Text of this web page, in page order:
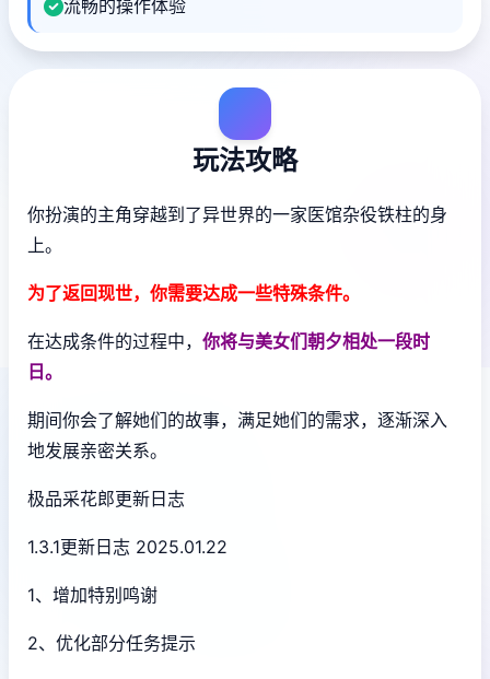
流畅的操作体验
玩法攻略
你扮演的主角穿越到了异世界的一家医馆杂役铁柱的身
上。
为了返回现世，你需要达成一些特殊条件。
在达成条件的过程中， 你将与美女们朝夕相处一段时
日。
期间你会了解她们的故事，满足她们的需求，逐渐深入
地发展亲密关系。
极品采花郎更新日志
1.3.1更新日志 2025.01.22
1、增加特别鸣谢
2、优化部分任务提示